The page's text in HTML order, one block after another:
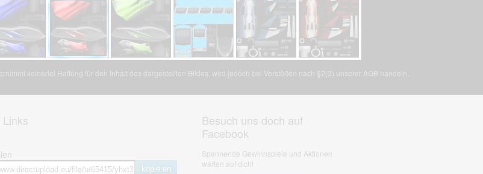
keinerlei Haftung für den Inhalt des dargestellten Bildes, wird jedoch bei Verstößen nach §2(3) unserer AGB handeln.
kopieren
Besuch uns doch auf
Facebook
Spannende Gewinnspiele und Aktionen
warten auf dich!